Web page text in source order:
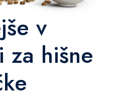
v
za hišne